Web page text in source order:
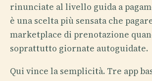
rinunciate al livello guida a
è una scelta più sensata che
marketplace di prenotazione
soprattutto giornate autoguidate.
Qui vince la semplicità. Tre app